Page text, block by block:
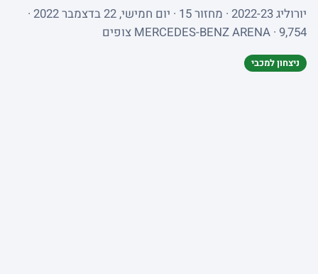
יורוליג 2022-23 · מחזור 15 · יום חמישי, 22 בדצמבר 2022 ·
MERCEDES-BENZ ARENA · 9,754 צופים
ניצחון למכבי